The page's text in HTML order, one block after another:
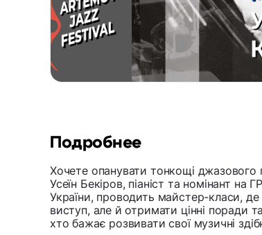
Подробнее
Хочете опанувати тонкощі джазового
Усеїн Бекіров, піаніст та номінант на
України, проводить майстер-класи,
виступ, але й отримати цінні поради
хто бажає розвивати свої музичні